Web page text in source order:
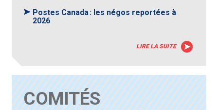
Postes Canada : les négos reportées à
2026
LIRE LA SUITE
COMITÉS